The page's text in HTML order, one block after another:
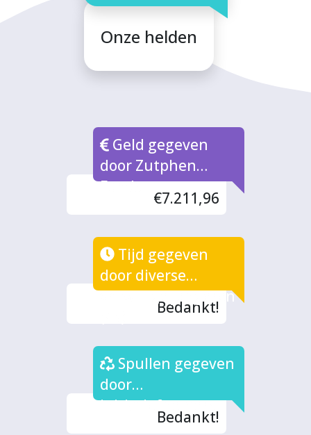
Onze helden
Geld gegeven
door Zutphen
Fonds
€7.211,96
Tijd gegeven
door diverse
vrijwillige jongeren
Bedankt!
Spullen gegeven
door
initiatiefnemers
Bedankt!